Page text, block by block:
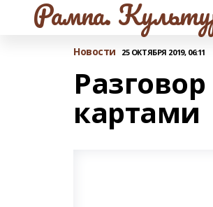
Рампа.
Новости 25 ОКТЯБРЯ 2019, 06:11
картами